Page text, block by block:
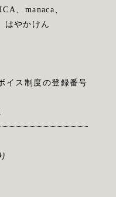
、manaca、
はやかけん
イス制度の登録番号